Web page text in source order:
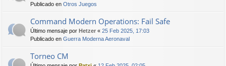
Publicado en Otros Juegos
Command Modern Operations: Fail Safe
Último mensaje por Hetzer « 25 Feb 2025, 17:03
Publicado en Guerra Moderna Aeronaval
Torneo CM